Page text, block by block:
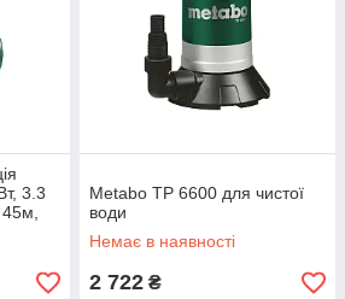
3.3
Metabo TP 6600 для чистої
води
Немає в наявності
2 722 ₴